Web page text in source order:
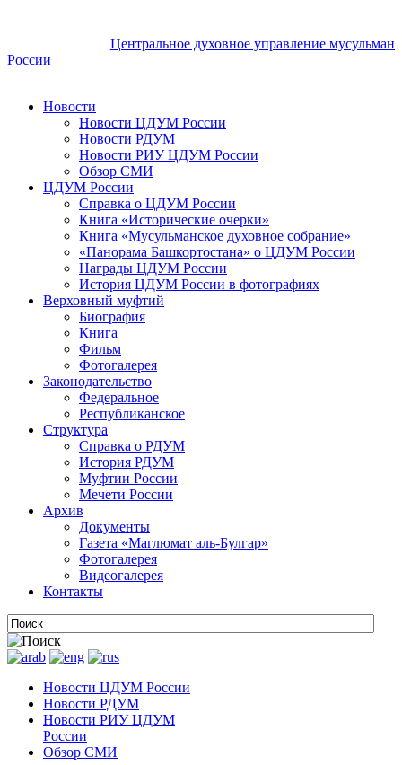
Центральное духовное управление мусульман
России
Новости
Новости ЦДУМ России
Новости РДУМ
Новости РИУ ЦДУМ России
Обзор СМИ
ЦДУМ России
Справка о ЦДУМ России
Книга «Исторические очерки»
Книга «Мусульманское духовное собрание»
«Панорама Башкортостана» о ЦДУМ России
Награды ЦДУМ России
История ЦДУМ России в фотографиях
Верховный муфтий
Биография
Книга
Фильм
Фотогалерея
Законодательство
Федеральное
Республиканское
Структура
Справка о РДУМ
История РДУМ
Муфтии России
Мечети России
Архив
Документы
Газета «Маглюмат аль-Булгар»
Фотогалерея
Видеогалерея
Контакты
Новости ЦДУМ России
Новости РДУМ
Новости РИУ ЦДУМ
России
Обзор СМИ